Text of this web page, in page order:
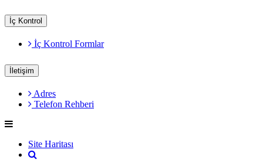
İç Kontrol
İç Kontrol Formlar
İletişim
Adres
Telefon Rehberi
Site Haritası